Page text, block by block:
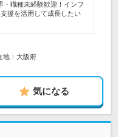
・職種未経験歓迎！インフ
援を活用して成長したい
地：大阪府
気になる